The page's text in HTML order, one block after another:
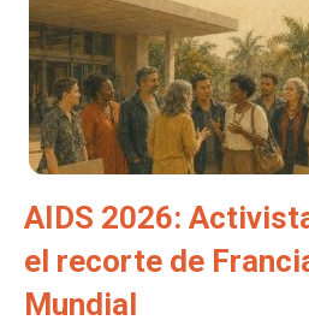
AIDS 2026:
el recorte de
Mundial